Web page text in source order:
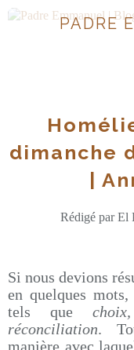
PADRE
dimanche
|
Rédigé par El
Si nous devions
en quelques
tels que
réconciliation.
manière avec